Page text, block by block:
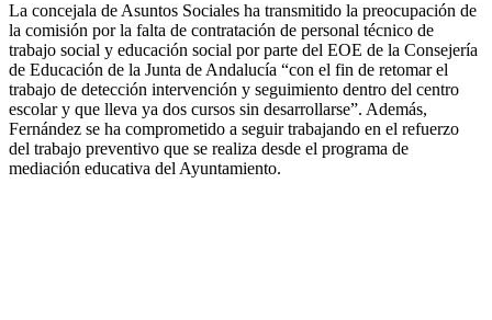
La concejala de Asuntos Sociales ha transmitido la preocupación de
la comisión por la falta de contratación de personal técnico de
trabajo social y educación social por parte del EOE de la Consejería
de Educación de la Junta de Andalucía “con el fin de retomar el
trabajo de detección intervención y seguimiento dentro del centro
escolar y que lleva ya dos cursos sin desarrollarse”. Además,
Fernández se ha comprometido a seguir trabajando en el refuerzo
del trabajo preventivo que se realiza desde el programa de
mediación educativa del Ayuntamiento.